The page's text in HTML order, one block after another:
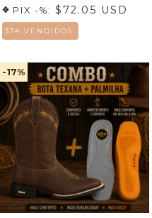
PIX -%: $72.05 USD
374 VENDIDOS.
-17%